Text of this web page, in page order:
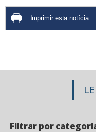
Filtrar por